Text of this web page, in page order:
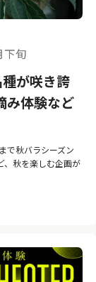
下旬
が咲き誇
み体験など
で秋バラシーズン
、秋を楽しむ企画が